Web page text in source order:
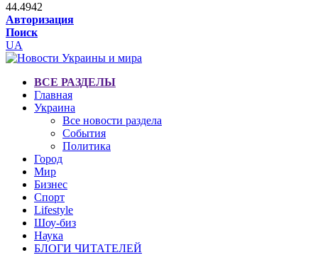
44.4942
Авторизация
Поиск
UA
ВСЕ РАЗДЕЛЫ
Главная
Украина
Все новости раздела
События
Политика
Город
Мир
Бизнес
Спорт
Lifestyle
Шоу-биз
Наука
БЛОГИ ЧИТАТЕЛЕЙ